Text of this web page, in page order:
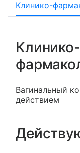
Клинико-
Клинико-
Вагинальный
действием